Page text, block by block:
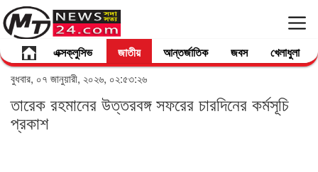
এক্সক্লুসিভ জাতীয় আন্তর্জাতিক জবস খেলাধুলা
বুধবার, ০৭ জানুয়ারী, ২০২৬, ০২:৫৩:২৬
তারেক রহমানের উত্তরবঙ্গ সফরের চারদিনের কর্মসূচি
প্রকাশ